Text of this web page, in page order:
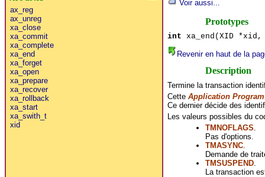
ax_reg
ax_unreg
xa_close
xa_commit
xa_complete
xa_end
xa_forget
xa_open
xa_prepare
xa_recover
xa_rollback
xa_start
xa_swith_t
xid
Voir aussi...
Prototypes
int xa_end(XID
Revenir en haut de la
Description
Termine la transaction
Cette Application
Ce dernier décide des
Les valeurs possibles du
TMNOFLAGS
Pas d'options.
TMASYNC.
Demande de
TMSUSPEND.
La transaction